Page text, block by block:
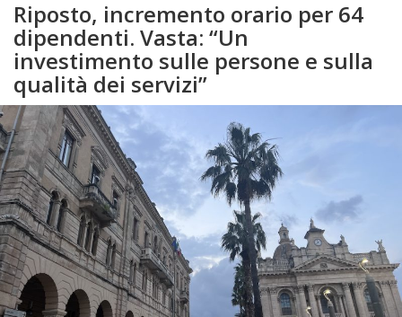
Riposto, incremento orario per 64
dipendenti. Vasta: “Un
investimento sulle persone e sulla
qualità dei servizi”